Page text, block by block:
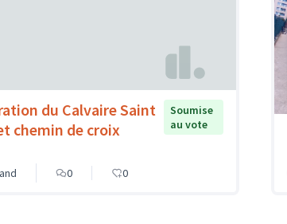
du Calvaire Saint
chemin de croix
Soumise
au vote
0 0